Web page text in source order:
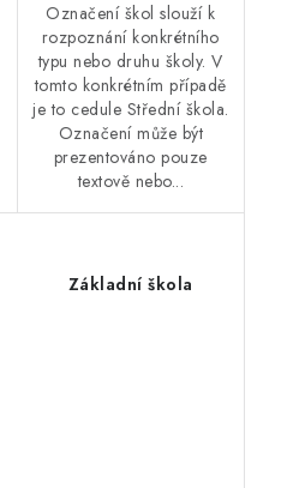
Označení škol slouží k
rozpoznání konkrétního
typu nebo druhu školy. V
tomto konkrétním případě
je to cedule Střední škola.
Označení může být
prezentováno pouze
textově nebo...
Základní škola